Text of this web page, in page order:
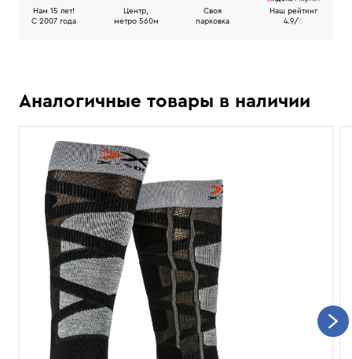
Нам 15 лет!
C 2007 года
Центр,
метро 560м
Своя
парковка
Наш рейтинг
4.9/5
Аналогичные товары в наличии